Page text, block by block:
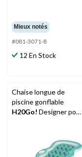
Mieux notés
#081-3071-8
12 En Stock
Chaise longue de
piscine gonflable
H20Go! Designer pour